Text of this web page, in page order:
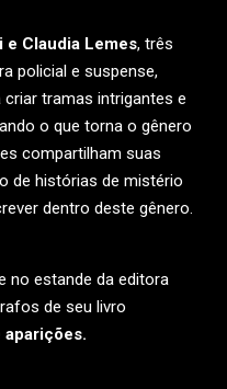
e Claudia Lemes, três
policial e suspense,
tramas intrigantes e
o que torna o gênero
compartilham suas
de histórias de mistério
dentro deste gênero.
no estande da editora
de seu livro
aparições.